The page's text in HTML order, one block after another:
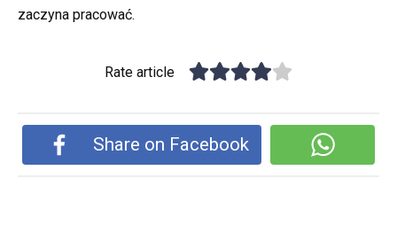
zaczyna pracować.
Rate article
Share on Facebook